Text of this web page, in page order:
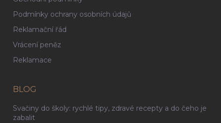
Podmínky ochrany osobních údajů
Reklamační řád
Vrácení peněz
Reklamace
BLOG
Svačiny do školy: rychlé tipy, zdravé recepty a do čeho je
zabalit